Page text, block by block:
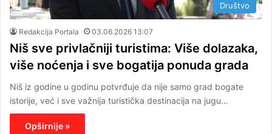
Društvo
Redakcija Portala 03.06.2026 13:07
Niš sve privlačniji turistima: Više dolazaka,
više noćenja i sve bogatija ponuda grada
Niš iz godine u godinu potvrđuje da nije samo grad bogate
istorije, već i sve važnija turistička destinacija na jugu…
Opširnije »